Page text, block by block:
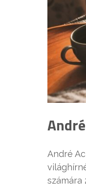
André
számára